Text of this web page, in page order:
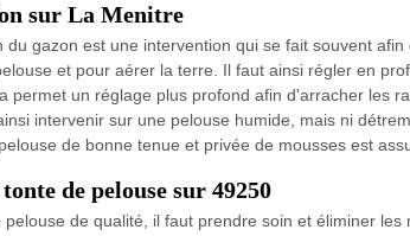
sur La Menitre
du gazon est une intervention qui se fait souvent
et pour aérer la terre. Il faut ainsi régler en
permet un réglage plus profond afin d'arracher les
intervenir sur une pelouse humide, mais ni
de bonne tenue et privée de mousses est
de pelouse sur 49250
pelouse de qualité, il faut prendre soin et éliminer